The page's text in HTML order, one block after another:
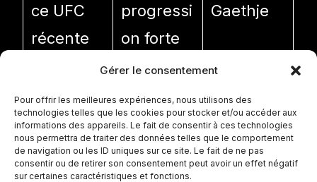
Gérer le consentement
Pour offrir les meilleures expériences, nous utilisons des
technologies telles que les cookies pour stocker et/ou accéder aux
informations des appareils. Le fait de consentir à ces technologies
nous permettra de traiter des données telles que le comportement
de navigation ou les ID uniques sur ce site. Le fait de ne pas
consentir ou de retirer son consentement peut avoir un effet négatif
sur certaines caractéristiques et fonctions.
ce UFC
récente
gros
noms
progressi
on forte
Gaethje
Popularit
Forte en
Très forte